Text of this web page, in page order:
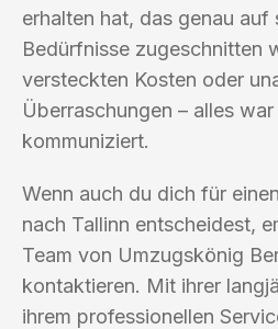
erhalten hat, das genau auf
Bedürfnisse zugeschnitten
versteckten Kosten oder
Überraschungen – alles
kommuniziert.
Wenn auch du dich für
nach Tallinn entscheidest,
Team von Umzugskönig
kontaktieren. Mit ihrer
ihrem professionellen